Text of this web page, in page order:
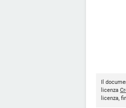
Il
licenza
licenza,